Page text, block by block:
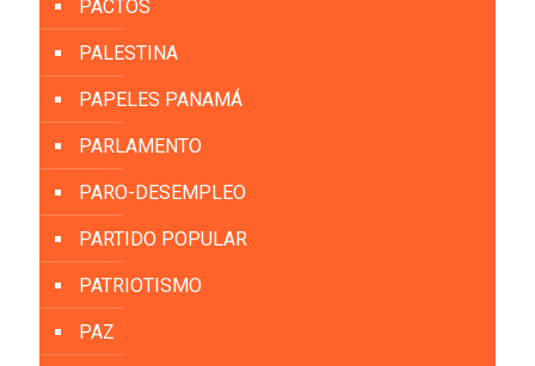
PACTOS
PALESTINA
PAPELES PANAMÁ
PARLAMENTO
PARO-DESEMPLEO
PARTIDO POPULAR
PATRIOTISMO
PAZ